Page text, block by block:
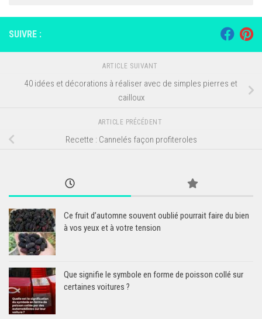
SUIVRE :
ARTICLE SUIVANT
40 idées et décorations à réaliser avec de simples pierres et
cailloux
ARTICLE PRÉCÉDENT
Recette : Cannelés façon profiteroles
Ce fruit d’automne souvent oublié pourrait faire du bien
à vos yeux et à votre tension
Que signifie le symbole en forme de poisson collé sur
certaines voitures ?